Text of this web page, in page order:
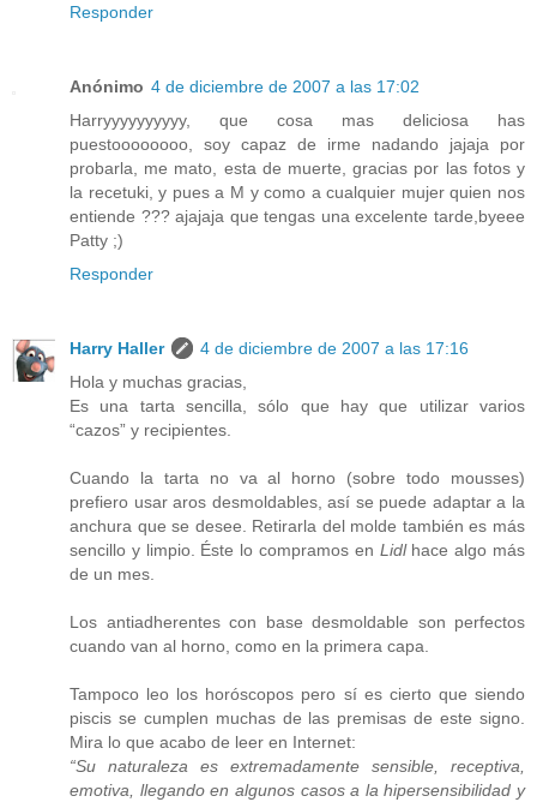
Responder
Anónimo 4 de diciembre de 2007 a las 17:02
Harryyyyyyyyyy, que cosa mas deliciosa has
puestoooooooo, soy capaz de irme nadando jajaja por
probarla, me mato, esta de muerte, gracias por las fotos y
la recetuki, y pues a M y como a cualquier mujer quien nos
entiende ??? ajajaja que tengas una excelente tarde,byeee
Patty ;)
Responder
Harry Haller
4 de diciembre de 2007 a las 17:16
Hola y muchas gracias,
Es una tarta sencilla, sólo que hay que utilizar varios
“cazos” y recipientes.
Cuando la tarta no va al horno (sobre todo mousses)
prefiero usar aros desmoldables, así se puede adaptar a la
anchura que se desee. Retirarla del molde también es más
sencillo y limpio. Éste lo compramos en Lidlhace algo más
de un mes.
Los antiadherentes con base desmoldable son perfectos
cuando van al horno, como en la primera capa.
Tampoco leo los horóscopos pero sí es cierto que siendo
piscis se cumplen muchas de las premisas de este signo.
Mira lo que acabo de leer en Internet:
“Su naturaleza es extremadamente sensible, receptiva,
emotiva, llegando en algunos casos a la hipersensibilidad y